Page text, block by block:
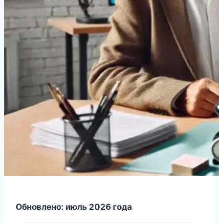
Обновлено: июль 2026 года